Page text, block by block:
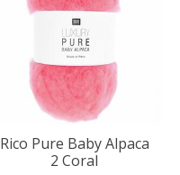
Rico Pure Baby Alpaca
2 Coral